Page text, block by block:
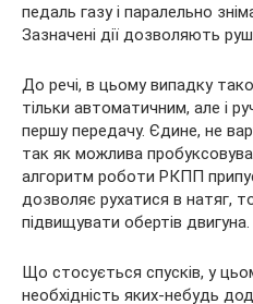
педаль газу і паралельно
Зазначені дії дозволяють
До речі, в цьому випадку
тільки автоматичним, але і
першу передачу. Єдине, не
так як можлива
алгоритм роботи РКПП
дозволяє рухатися в натяг,
підвищувати обертів двигуна.
Що стосується спусків, у
необхідність яких-небудь